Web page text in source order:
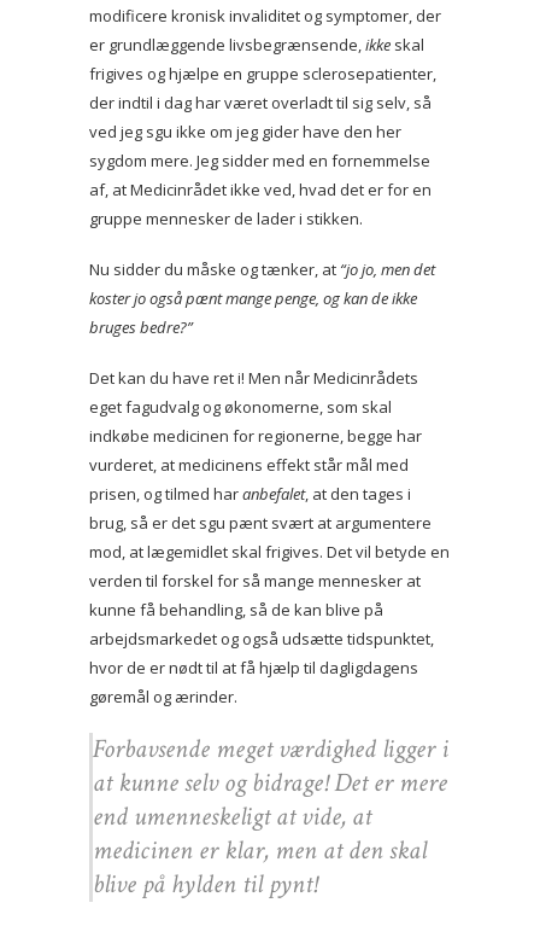
modificere kronisk invaliditet og symptomer, der
er grundlæggende livsbegrænsende,ikke skal
frigives og hjælpe en gruppe sclerosepatienter,
der indtil i dag har været overladt til sig selv, så
ved jeg sgu ikke om jeg gider have den her
sygdom mere. Jeg sidder med en fornemmelse
af, at Medicinrådet ikke ved, hvad det er for en
gruppe mennesker de lader i stikken.
Nu sidder du måske og tænker, at “jo jo, men det
koster jo også pænt mange penge, og kan de ikke
bruges bedre?”
Det kan du have ret i! Men når Medicinrådets
eget fagudvalg og økonomerne, som skal
indkøbe medicinen for regionerne, begge har
vurderet, at medicinens effekt står mål med
prisen, og tilmed haranbefalet, at den tages i
brug, så er det sgu pænt svært at argumentere
mod, at lægemidlet skal frigives. Det vil betyde en
verden til forskel for så mange mennesker at
kunne få behandling, så de kan blive på
arbejdsmarkedet og også udsætte tidspunktet,
hvor de er nødt til at få hjælp til dagligdagens
gøremål og ærinder.
Forbavsende meget værdighed ligger i
at kunne selv og bidrage! Det er mere
end umenneskeligt at vide, at
medicinen er klar, men at den skal
blive på hylden til pynt!